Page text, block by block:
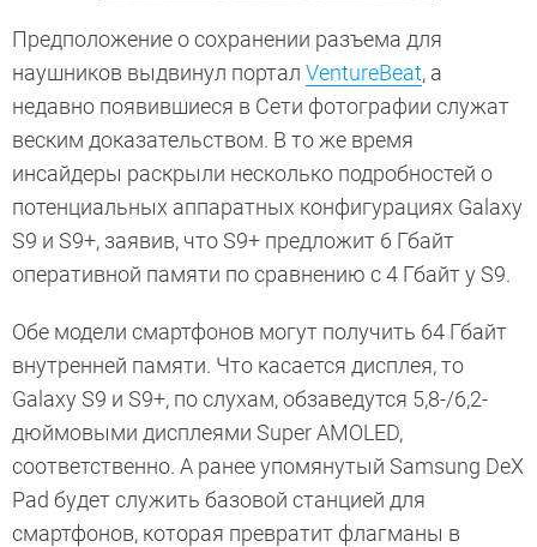
Предположение о сохранении разъема для
наушников выдвинул портал VentureBeat, а
недавно появившиеся в Сети фотографии служат
веским доказательством. В то же время
инсайдеры раскрыли несколько подробностей о
потенциальных аппаратных конфигурациях Galaxy
S9 и S9+, заявив, что S9+ предложит 6 Гбайт
оперативной памяти по сравнению с 4 Гбайт у S9.
Обе модели смартфонов могут получить 64 Гбайт
внутренней памяти. Что касается дисплея, то
Galaxy S9 и S9+, по слухам, обзаведутся 5,8-/6,2-
дюймовыми дисплеями Super AMOLED,
соответственно. А ранее упомянутый Samsung DeX
Pad будет служить базовой станцией для
смартфонов, которая превратит флагманы в